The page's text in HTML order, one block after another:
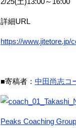
詳細URL
https://www.jitetore.jp/
■寄稿者： 中田尚志コ
Peaks Coaching